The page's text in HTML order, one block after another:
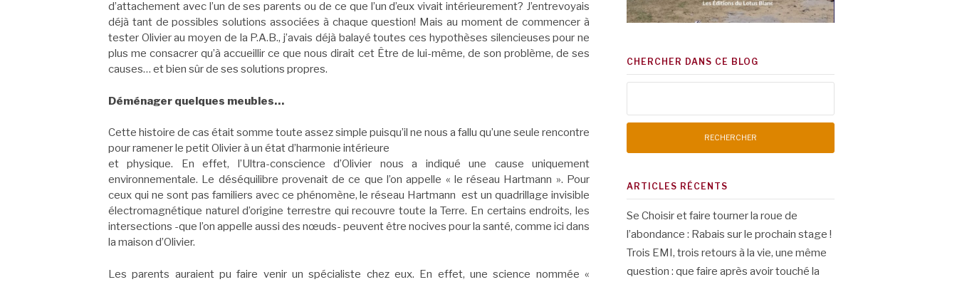
d’attachement avec l’un de ses parents ou de ce que l’un d’eux vivait intérieurement? J’entrevoyais
déjà tant de possibles solutions associées à chaque question! Mais au moment de commencer à
tester Olivier au moyen de la P.A.B., j’avais déjà balayé toutes ces hypothèses silencieuses pour ne
plus me consacrer qu’à accueillir ce que nous dirait cet Être de lui-même, de son problème, de ses
causes… et bien sûr de ses solutions propres.
Déménager quelques meubles…
Cette histoire de cas était somme toute assez simple puisqu’il ne nous a fallu qu’une seule rencontre
pour ramener le petit Olivier à un état d’harmonie intérieure
et physique. En effet, l’Ultra-conscience d’Olivier nous a indiqué une cause uniquement
environnementale. Le déséquilibre provenait de ce que l’on appelle « le réseau Hartmann ». Pour
ceux qui ne sont pas familiers avec ce phénomène, le réseau Hartmann est un quadrillage invisible
électromagnétique naturel d’origine terrestre qui recouvre toute la Terre. En certains endroits, les
intersections -que l’on appelle aussi des nœuds- peuvent être nocives pour la santé, comme ici dans
la maison d’Olivier.
Les parents auraient pu faire venir un spécialiste chez eux. En effet, une science nommée «
CHERCHER DANS CE BLOG
ARTICLES RÉCENTS
Se Choisir et faire tourner la roue de
l’abondance : Rabais sur le prochain stage !
Trois EMI, trois retours à la vie, une même
question : que faire après avoir touché la